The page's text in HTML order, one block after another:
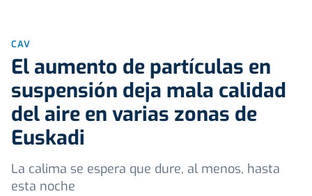
CAV
El aumento de partículas en
suspensión deja mala calidad
del aire en varias zonas de
Euskadi
La calima se espera que dure, al menos, hasta
esta noche